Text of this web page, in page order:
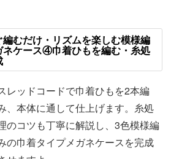
編むだけ・リズムを楽しむ模様編
ネケース④巾着ひもを編む・糸処
レッドコードで巾着ひもを2本編
、本体に通して仕上げます。糸処
のコツも丁寧に解説し、3色模様編
の巾着タイプメガネケースを完成